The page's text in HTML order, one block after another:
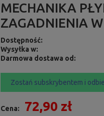
MECHANIKA
ZAGADNIENIA
Dostępność:
Wysyłka w:
Darmowa dostawa od:
Zostań subskrybentem i
Cena: 72,90 zł